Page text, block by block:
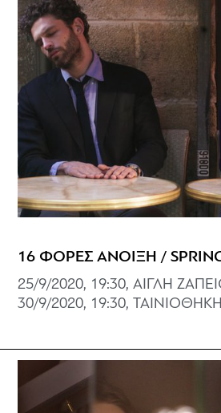
16 ΦΟΡΕΣ ΑΝΟΙΞΗ /
25/9/2020, 19:30, ΑΙΓΛΗ
30/9/2020, 19:30,